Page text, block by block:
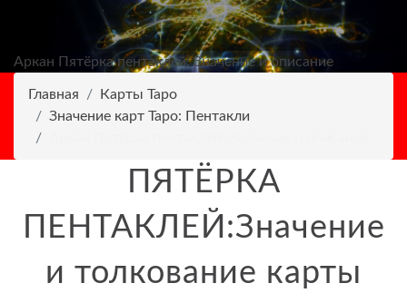
Аркан Пятёрка пентаклей: Значение и описание
Главная
Карты Таро
Значение карт Таро: Пентакли
ПЯТЁРКА
ПЕНТАКЛЕЙ:Значение
и толкование карты